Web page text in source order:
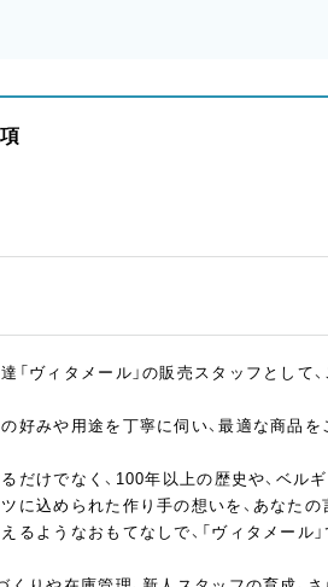
「ヴィタメール」の販売スタッフとして
好みや用途を丁寧に伺い、最適な商品を
だけでなく、100年以上の歴史や、ベル
に込められた作り手の想いを、あなたの
るようなおもてなしで、「ヴィタメール